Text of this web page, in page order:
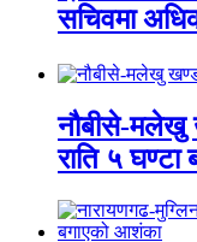
सचिवमा
नौबीसे-मलेखु
राति ५ घण्टा